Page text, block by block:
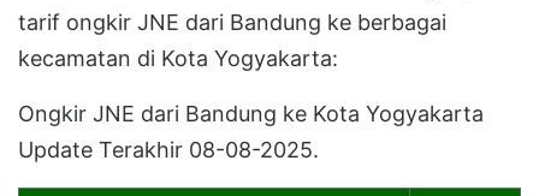
tarif ongkir JNE dari Bandung ke berbagai
kecamatan di Kota Yogyakarta:
Ongkir JNE dari Bandung ke Kota Yogyakarta
Update Terakhir 08-08-2025.